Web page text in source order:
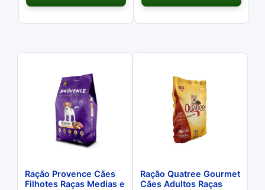
Ração Provence Cães
Filhotes Raças Medias e
Ração Quatree Gourmet
Cães Adultos Raças